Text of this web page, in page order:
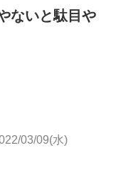
ないと駄目や
03/09(水)